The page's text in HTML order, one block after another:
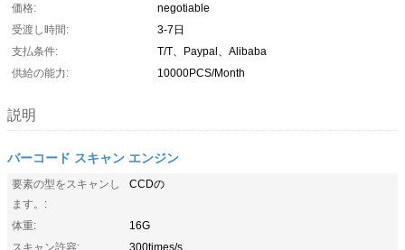
価格:
negotiable
受渡し時間:
3-7日
支払条件:
T/T、Paypal、Alibaba
供給の能力:
10000PCS/Month
説明
バーコード スキャン エンジン
要素の型をスキャンし
ます。:
CCDの
体重:
16G
スキャン許容:
300times/s